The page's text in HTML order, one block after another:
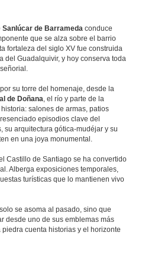
Sanlúcar de Barrameda conduce
que se alza sobre el barrio
fortaleza del siglo XV fue construida
del Guadalquivir, y hoy conserva toda
su torre del homenaje, desde la
de Doñana, el río y parte de la
salones de armas, patios
episodios clave del
su arquitectura gótica-mudéjar y su
en una joya monumental.
Castillo de Santiago se ha convertido
Alberga exposiciones temporales,
turísticas que lo mantienen vivo
se asoma al pasado, sino que
desde uno de sus emblemas más
cuenta historias y el horizonte